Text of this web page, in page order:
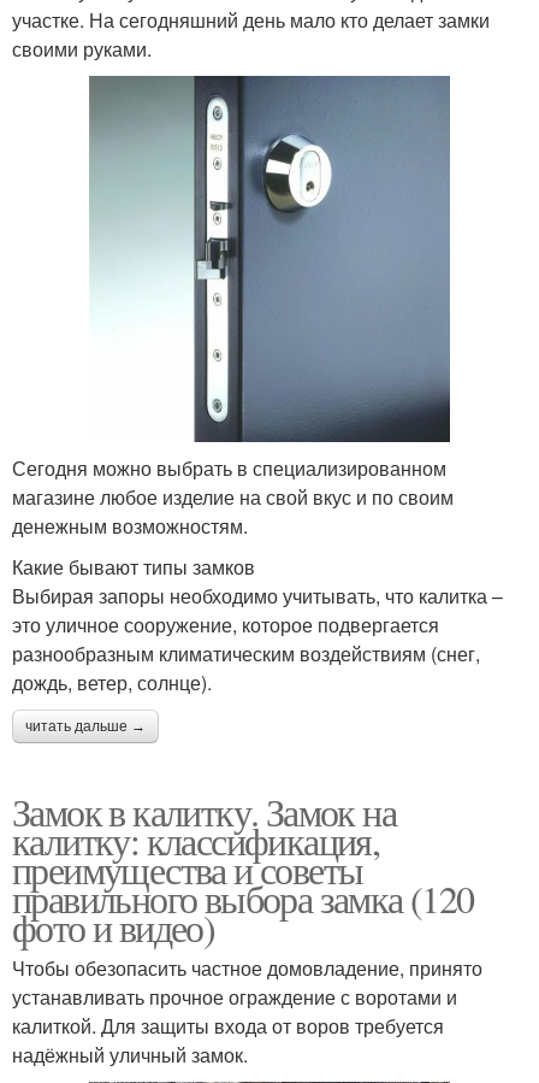
участке. На сегодняшний день мало кто делает замки
своими руками.
Сегодня можно выбрать в специализированном
магазине любое изделие на свой вкус и по своим
денежным возможностям.
Какие бывают типы замков
Выбирая запоры необходимо учитывать, что калитка –
это уличное сооружение, которое подвергается
разнообразным климатическим воздействиям (снег,
дождь, ветер, солнце).
читать дальше →
Замок в калитку. Замок на
калитку: классификация,
преимущества и советы
правильного выбора замка (120
фото и видео)
Чтобы обезопасить частное домовладение, принято
устанавливать прочное ограждение с воротами и
калиткой. Для защиты входа от воров требуется
надёжный уличный замок.